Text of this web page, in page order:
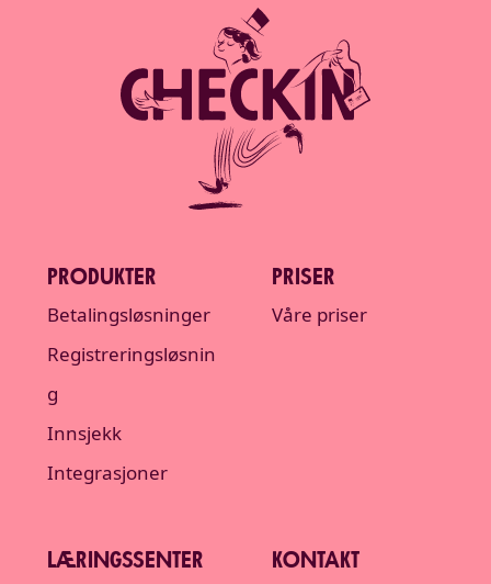
PRODUKTER
Betalingsløsninger
Registreringsløsnin
g
Innsjekk
Integrasjoner
PRISER
Våre priser
LÆRINGSSENTER KONTAKT